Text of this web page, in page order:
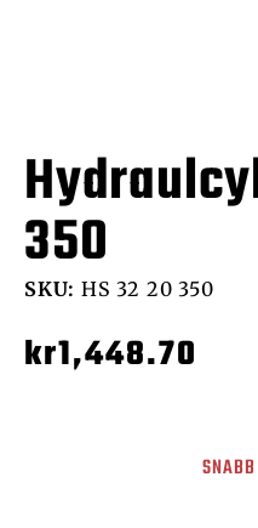
350
SKU: HS 32 20 350
kr1,448.70